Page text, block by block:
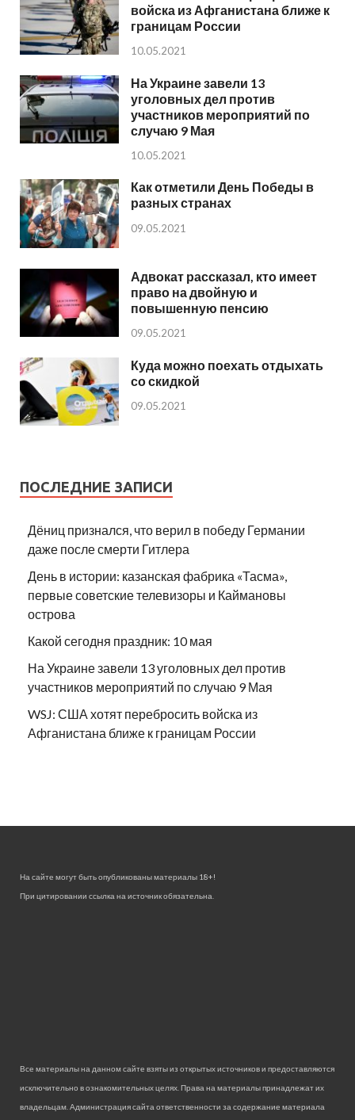
войска из Афганистана ближе к
границам России
10.05.2021
На Украине завели 13
уголовных дел против
участников мероприятий по
случаю 9 Мая
10.05.2021
Как отметили День Победы в
разных странах
09.05.2021
Адвокат рассказал, кто имеет
право на двойную и
повышенную пенсию
09.05.2021
Куда можно поехать отдыхать
со скидкой
09.05.2021
ПОСЛЕДНИЕ ЗАПИСИ
Дёниц признался, что верил в победу Германии
даже после смерти Гитлера
День в истории: казанская фабрика «Тасма»,
первые советские телевизоры и Каймановы
острова
Какой сегодня праздник: 10 мая
На Украине завели 13 уголовных дел против
участников мероприятий по случаю 9 Мая
WSJ: США хотят перебросить войска из
Афганистана ближе к границам России
На сайте могут быть опубликованы материалы 18+!
При цитировании ссылка на источник обязательна.
Все материалы на данном сайте взяты из открытых источников и предоставляются
исключительно в ознакомительных целях. Права на материалы принадлежат их
владельцам. Администрация сайта ответственности за содержание материала